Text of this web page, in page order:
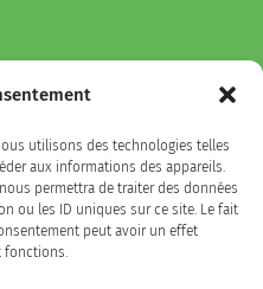
utilisons des technologies telles
aux informations des appareils.
permettra de traiter des données
ou les ID uniques sur ce site. Le fait
peut avoir un effet
fonctions.
Belleville